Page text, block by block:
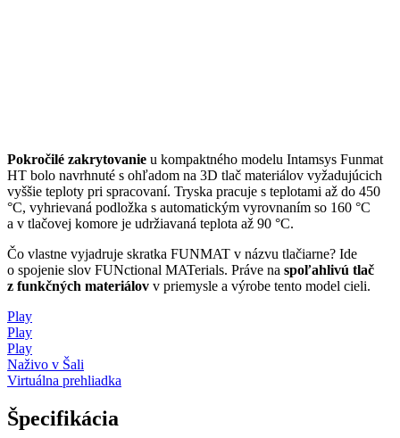
Pokročilé zakrytovanie u kompaktného modelu Intamsys Funmat
HT bolo navrhnuté s ohľadom na 3D tlač materiálov vyžadujúcich
vyššie teploty pri spracovaní. Tryska pracuje s teplotami až do 450
°C, vyhrievaná podložka s automatickým vyrovnaním so 160 °C
a v tlačovej komore je udržiavaná teplota až 90 °C.
Čo vlastne vyjadruje skratka FUNMAT v názvu tlačiarne? Ide
o spojenie slov FUNctional MATerials. Práve na spoľahlivú tlač
z funkčných materiálov v priemysle a výrobe tento model cieli.
Play
Play
Play
Naživo v Šali
Virtuálna prehliadka
Špecifikácia